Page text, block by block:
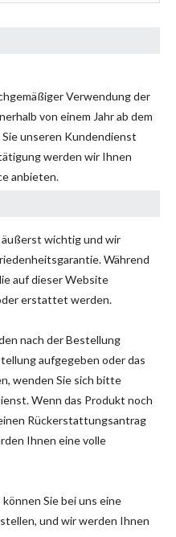
Verwendung der
von einem Jahr ab dem
unseren Kundendienst
werden wir Ihnen
anbieten.
wichtig und wir
Während
auf dieser Website
erstattet werden.
nach der Bestellung
aufgegeben oder das
wenden Sie sich bitte
Wenn das Produkt noch
Rückerstattungsantrag
Ihnen eine volle
Sie bei uns eine
und wir werden Ihnen